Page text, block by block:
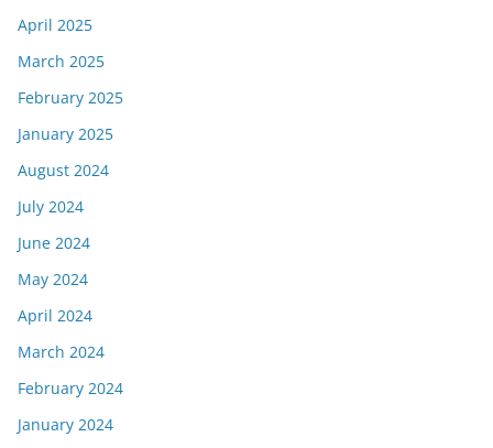
April 2025
March 2025
February 2025
January 2025
August 2024
July 2024
June 2024
May 2024
April 2024
March 2024
February 2024
January 2024